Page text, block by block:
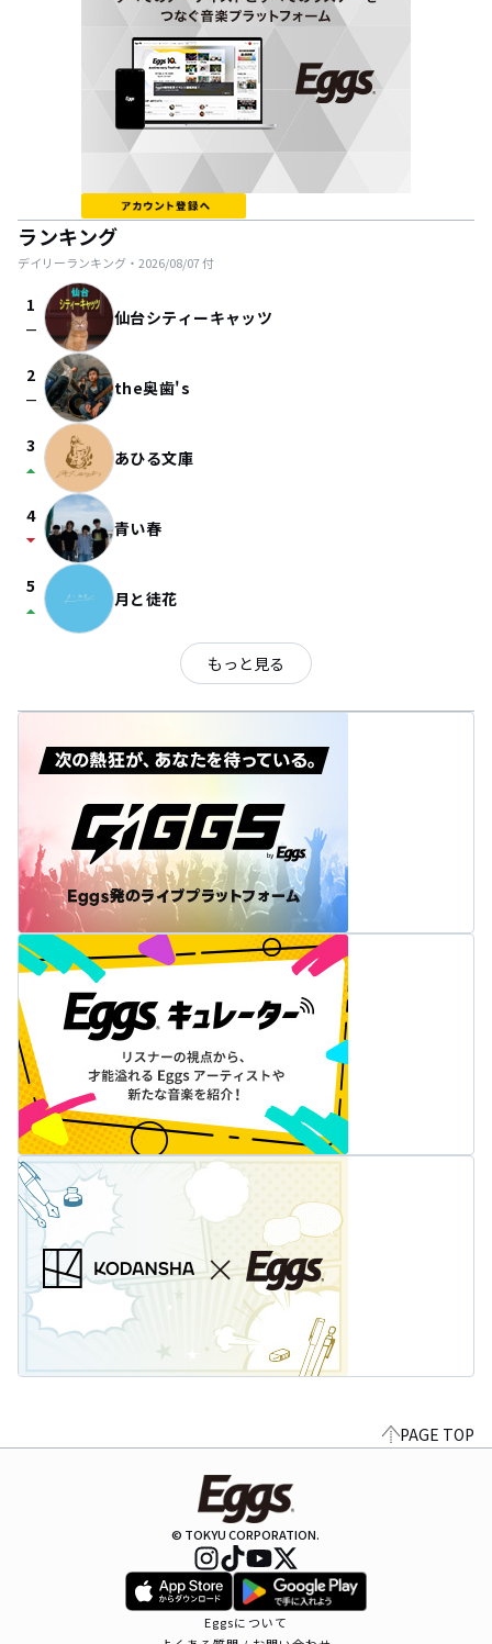
ランキング
デイリーランキング・ 2026/08/07付
1
check_indeterminate_small 仙台シティーキャッツ
2
check_indeterminate_small the奥歯's
3
arrow_drop_up あひる文庫
4
arrow_drop_down 青い春
5
arrow_drop_up 月と徒花
もっと見る
PAGE TOP
© TOKYU CORPORATION.
Eggsについて